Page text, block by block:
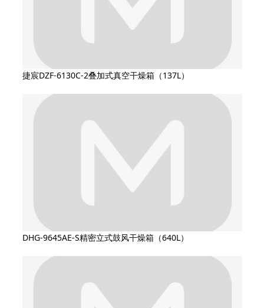
捷宸DZF-6130C-2叠加式真空干燥箱（137L）
DHG-9645AE-S精密立式鼓风干燥箱（640L）